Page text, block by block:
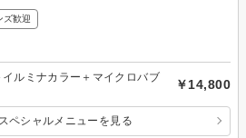
ズ歓迎
ルミナカラー＋マイクロバブ
￥14,800
ペシャルメニューを見る